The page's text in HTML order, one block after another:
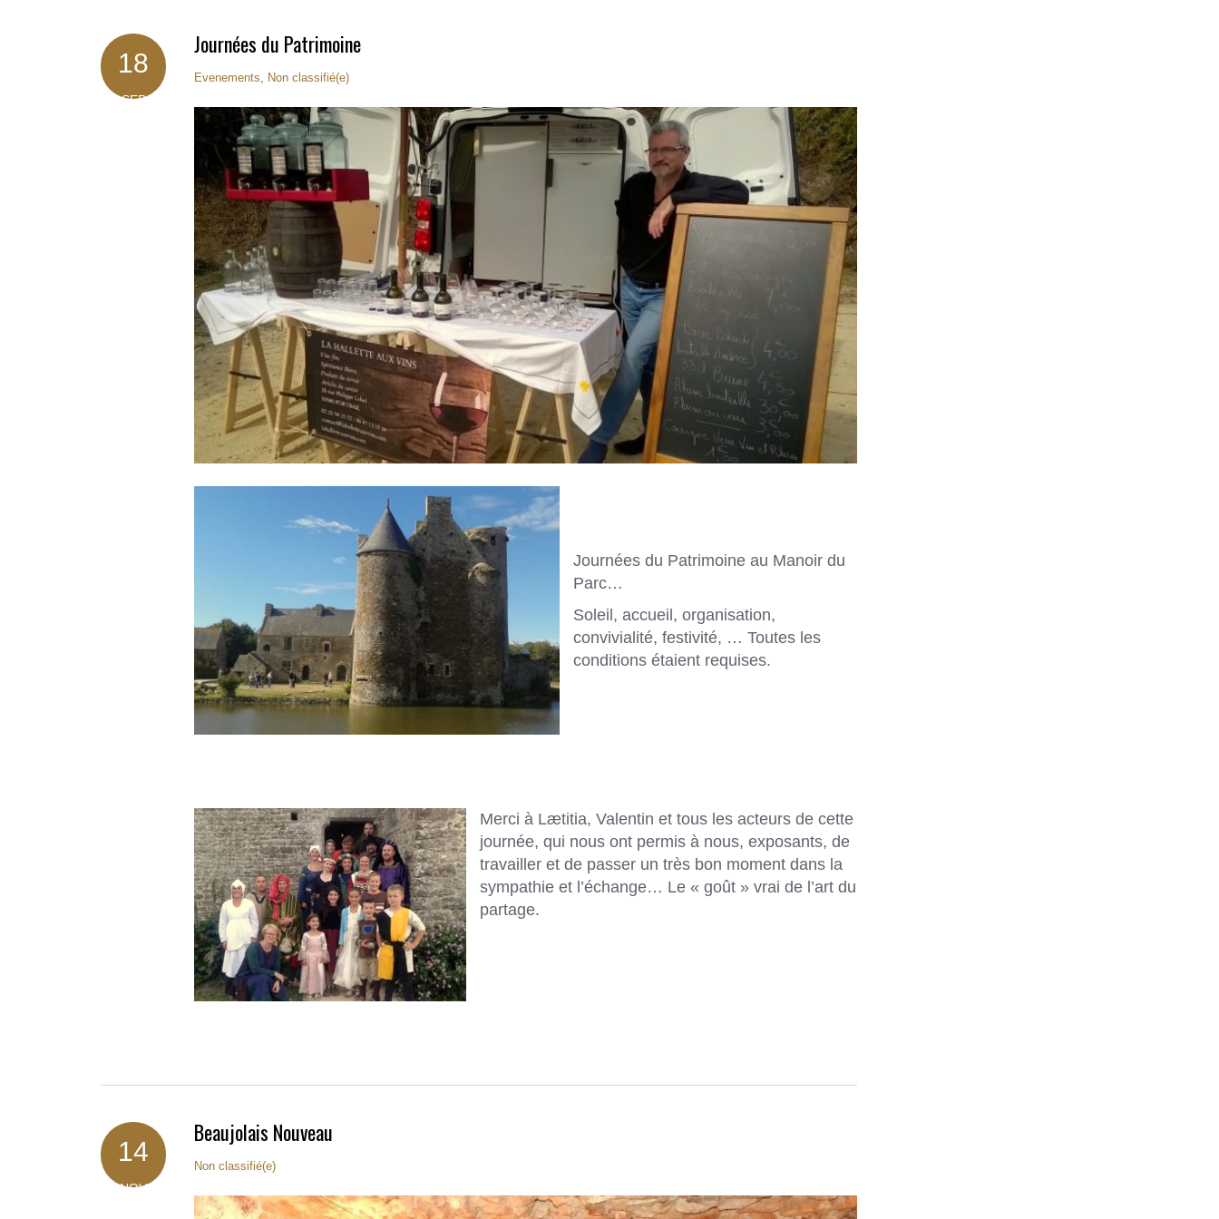
18
SEP
Journées du Patrimoine
Evenements, Non classifié(e)
Journées du Patrimoine au Manoir du
Parc…
Soleil, accueil, organisation,
convivialité, festivité, … Toutes les
conditions étaient requises.
Merci à Lætitia, Valentin et tous les acteurs de cette
journée, qui nous ont permis à nous, exposants, de
travailler et de passer un très bon moment dans la
sympathie et l’échange… Le « goût » vrai de l’art du
partage.
14
NOV
Beaujolais Nouveau
Non classifié(e)